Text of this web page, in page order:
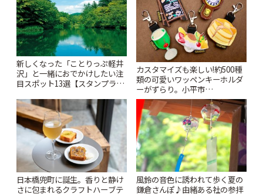
新しくなった「ことりっぷ軽井
沢」と一緒におでかけしたい注
目スポット13選【スタンプラリ
カスタマイズも楽しい!約500種
類の可愛いワッペンキーホルダ
ーがずらり。小平市
「Kimamaya T&K」 | ことりっ
ぷ
日本橋兜町に誕生。香りと静け
さに包まれるクラフトハーブテ
風鈴の音色に誘われて歩く夏の
鎌倉さんぽ♪由緒ある社の参拝